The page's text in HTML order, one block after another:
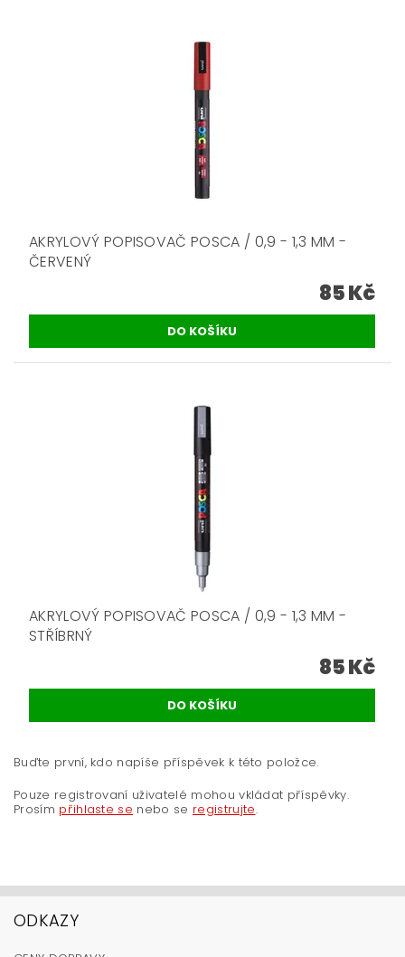
AKRYLOVÝ POPISOVAČ POSCA / 0,9 - 1,3 MM -
ČERVENÝ
85 Kč
AKRYLOVÝ POPISOVAČ POSCA / 0,9 - 1,3 MM -
STŘÍBRNÝ
85 Kč
Buďte první, kdo napíše příspěvek k této položce.
Pouze registrovaní uživatelé mohou vkládat příspěvky.
Prosím přihlaste se nebo se registrujte.
ODKAZY